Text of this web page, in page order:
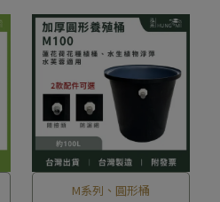
M系列、圓形桶